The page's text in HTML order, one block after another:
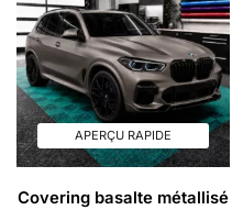
APERÇU RAPIDE
Covering basalte métallisé